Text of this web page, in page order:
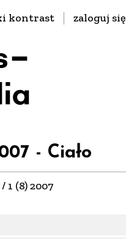
kontrast zaloguj się
- Ciało
/ 1 (8) 2007